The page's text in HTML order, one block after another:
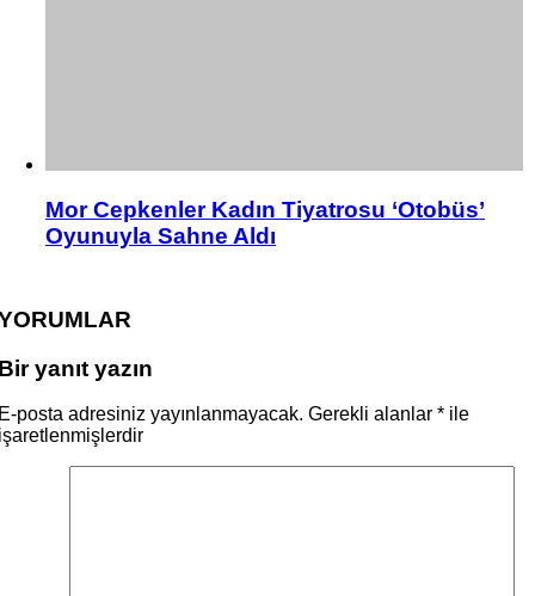
Mor Cepkenler Kadın Tiyatrosu ‘Otobüs’
Oyunuyla Sahne Aldı
yanıt yazın
posta adresiniz yayınlanmayacak. Gerekli alanlar * ile